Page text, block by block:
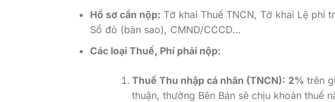
Hồ sơ cần nộp: Tờ khai Thuế TNCN, Tờ khai Lệ phí
Sổ đỏ (bản sao), CMND/CCCD…
Các loại Thuế, Phí phải nộp:
Thuế Thu nhập cá nhân (TNCN): 2% trên
thuận, thường Bên Bán sẽ chịu khoản thuế